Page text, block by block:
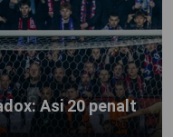
Asi 20 penalt